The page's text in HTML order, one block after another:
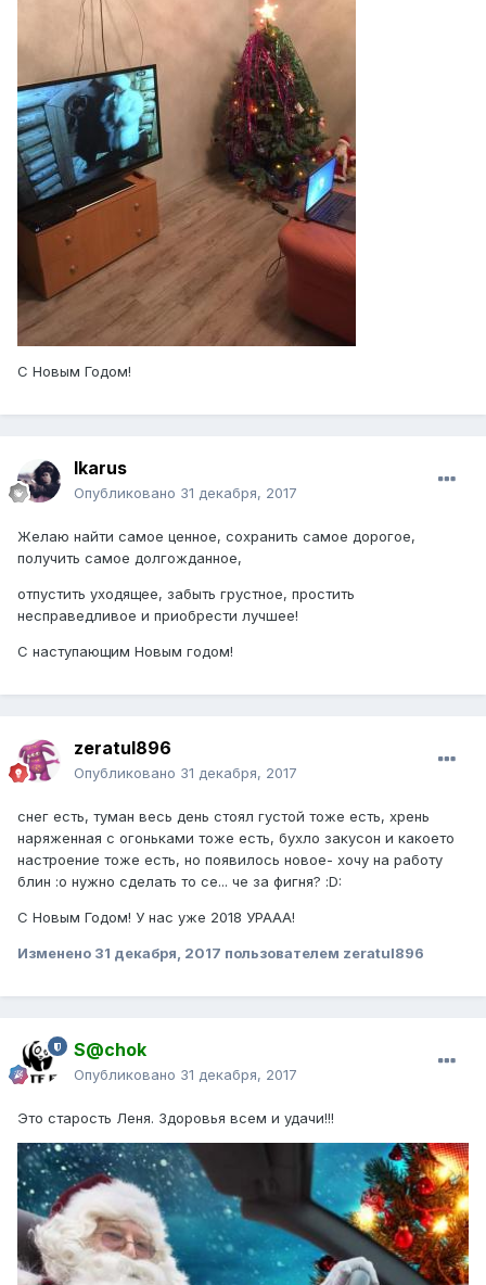
С Новым Годом!
Ikarus
Опубликовано 31 декабря, 2017
Желаю найти самое ценное, сохранить самое дорогое,
получить самое долгожданное,
отпустить уходящее, забыть грустное, простить
несправедливое и приобрести лучшее!
С наступающим Новым годом!
zeratul896
Опубликовано 31 декабря, 2017
снег есть, туман весь день стоял густой тоже есть, хрень
наряженная с огоньками тоже есть, бухло закусон и какоето
настроение тоже есть, но появилось новое- хочу на работу
блин :o нужно сделать то се... че за фигня? :D:
С Новым Годом! У нас уже 2018 УРААА!
Изменено 31 декабря, 2017 пользователем zeratul896
S@chok
Опубликовано 31 декабря, 2017
Это старость Леня. Здоровья всем и удачи!!!